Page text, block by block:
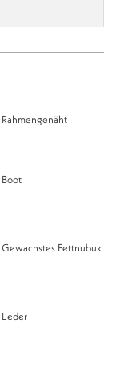
Rahmengenäht
Boot
Gewachstes Fettnubuk
Leder